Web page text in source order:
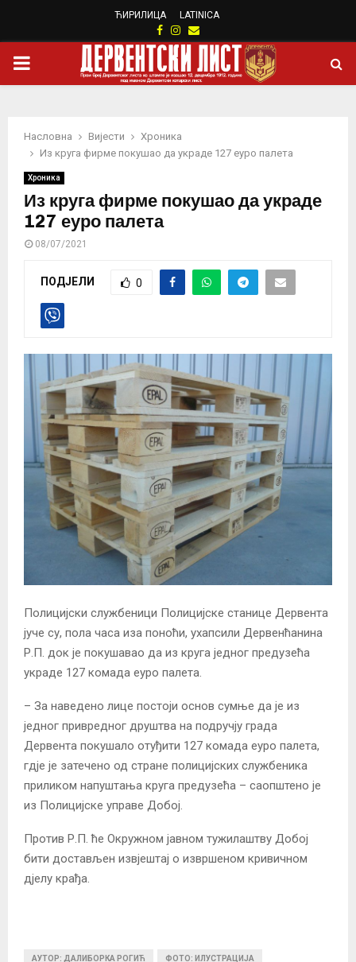
ЋИРИЛИЦА LATINICA
Facebook
Instagram
Email
PRIMARY
Насловна Вијести
Хроника
Из круга фирме покушао да украде 127 еуро палета
Хроника
Из круга фирме покушао да украде
127 еуро палета
08/07/2021
ПОДЈЕЛИ 0
Полицијски службеници Полицијске станице Дервента
јуче су, пола часа иза поноћи, ухапсили Дервенћанина
Р.П. док је покушавао да из круга једног предузећа
украде 127 комада еуро палета.
– За наведено лице постоји основ сумње да је из
једног привредног друштва на подручју града
Дервента покушало отуђити 127 комада еуро палета,
гдје је затечено од стране полицијских службеника
приликом напуштања круга предузећа – саопштено је
из Полицијске управе Добој.
Против Р.П. ће Окружном јавном тужилаштву Добој
бити достављен извјештај о извршеном кривичном
дјелу крађа.
АУТОР: ДАЛИБОРКА РОГИЋ ФОТО: ИЛУСТРАЦИЈА